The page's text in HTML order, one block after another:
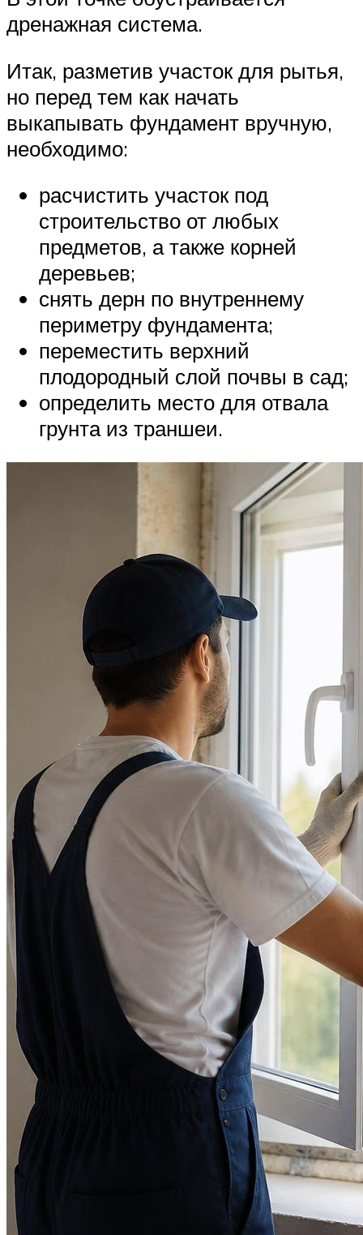
дренажная система.
Итак, разметив участок для рытья,
но перед тем как начать
выкапывать фундамент вручную,
необходимо:
расчистить участок под
строительство от любых
предметов, а также корней
деревьев;
снять дерн по внутреннему
периметру фундамента;
переместить верхний
плодородный слой почвы в сад;
определить место для отвала
грунта из траншеи.